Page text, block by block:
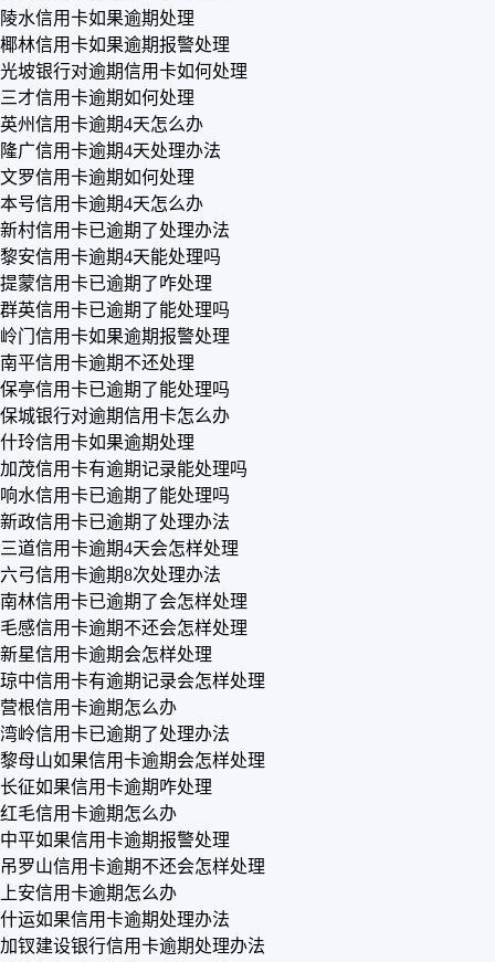
陵水信用卡如果逾期处理
椰林信用卡如果逾期报警处理
光坡银行对逾期信用卡如何处理
三才信用卡逾期如何处理
英州信用卡逾期4天怎么办
隆广信用卡逾期4天处理办法
文罗信用卡逾期如何处理
本号信用卡逾期4天怎么办
新村信用卡已逾期了处理办法
黎安信用卡逾期4天能处理吗
提蒙信用卡已逾期了咋处理
群英信用卡已逾期了能处理吗
岭门信用卡如果逾期报警处理
南平信用卡逾期不还处理
保亭信用卡已逾期了能处理吗
保城银行对逾期信用卡怎么办
什玲信用卡如果逾期处理
加茂信用卡有逾期记录能处理吗
响水信用卡已逾期了能处理吗
新政信用卡已逾期了处理办法
三道信用卡逾期4天会怎样处理
六弓信用卡逾期8次处理办法
南林信用卡已逾期了会怎样处理
毛感信用卡逾期不还会怎样处理
新星信用卡逾期会怎样处理
琼中信用卡有逾期记录会怎样处理
营根信用卡逾期怎么办
湾岭信用卡已逾期了处理办法
黎母山如果信用卡逾期会怎样处理
长征如果信用卡逾期咋处理
红毛信用卡逾期怎么办
中平如果信用卡逾期报警处理
吊罗山信用卡逾期不还会怎样处理
上安信用卡逾期怎么办
什运如果信用卡逾期处理办法
加钗建设银行信用卡逾期处理办法